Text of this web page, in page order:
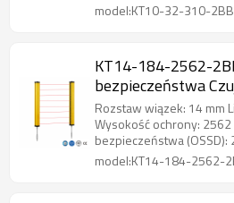
model:KT10-32-310-2BB
KT14-184-2562-
bezpieczeństwa
obszaru｜DADISICK
Rozstaw wiązek: 14 mm
Wysokość ochrony:
bezpieczeństwa (OSSD):
model:KT14-184-2562-